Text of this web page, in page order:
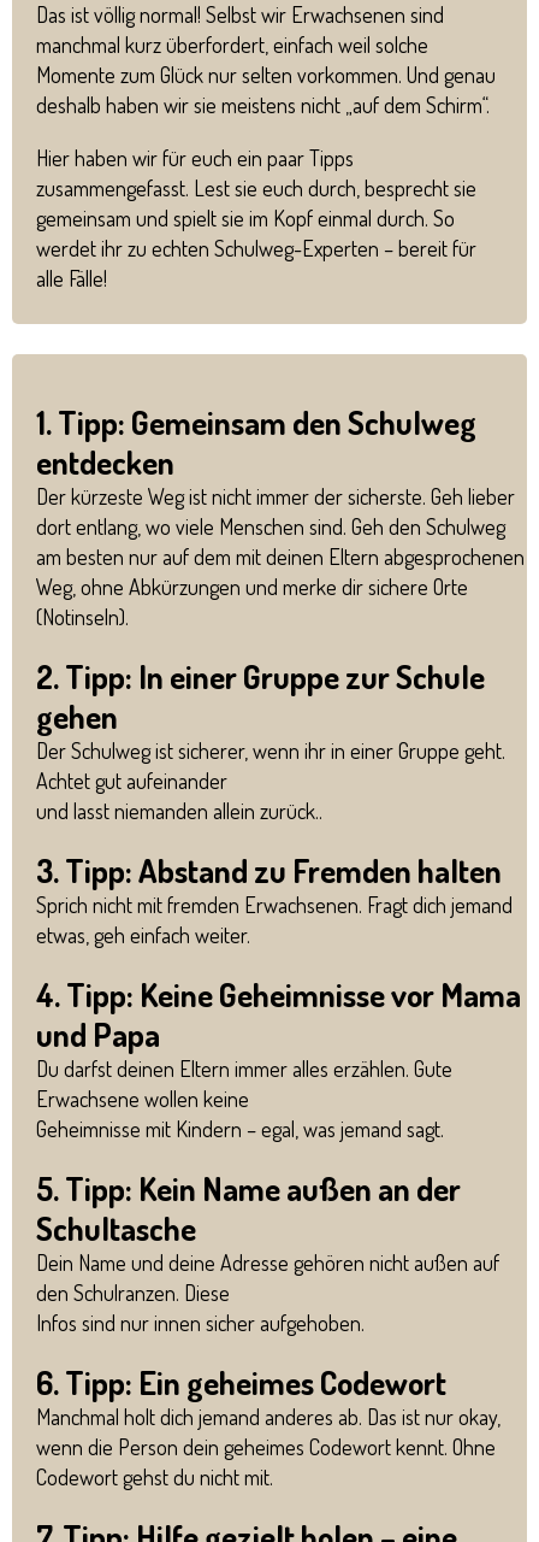
Das ist völlig normal! Selbst wir Erwachsenen sind
manchmal kurz überfordert, einfach weil solche
Momente zum Glück nur selten vorkommen. Und genau
deshalb haben wir sie meistens nicht „auf dem Schirm“.
Hier haben wir für euch ein paar Tipps
zusammengefasst. Lest sie euch durch, besprecht sie
gemeinsam und spielt sie im Kopf einmal durch. So
werdet ihr zu echten Schulweg-Experten – bereit für
alle Fälle!
1. Tipp: Gemeinsam den Schulweg
entdecken
Der kürzeste Weg ist nicht immer der sicherste. Geh lieber
dort entlang, wo viele Menschen sind. Geh den Schulweg
am besten nur auf dem mit deinen Eltern abgesprochenen
Weg, ohne Abkürzungen und merke dir sichere Orte
(Notinseln).
2. Tipp: In einer Gruppe zur Schule
gehen
Der Schulweg ist sicherer, wenn ihr in einer Gruppe geht.
Achtet gut aufeinander
und lasst niemanden allein zurück..
3. Tipp: Abstand zu Fremden halten
Sprich nicht mit fremden Erwachsenen. Fragt dich jemand
etwas, geh einfach weiter.
4. Tipp: Keine Geheimnisse vor Mama
und Papa
Du darfst deinen Eltern immer alles erzählen. Gute
Erwachsene wollen keine
Geheimnisse mit Kindern – egal, was jemand sagt.
5. Tipp: Kein Name außen an der
Schultasche
Dein Name und deine Adresse gehören nicht außen auf
den Schulranzen. Diese
Infos sind nur innen sicher aufgehoben.
6. Tipp: Ein geheimes Codewort
Manchmal holt dich jemand anderes ab. Das ist nur okay,
wenn die Person dein geheimes Codewort kennt. Ohne
Codewort gehst du nicht mit.